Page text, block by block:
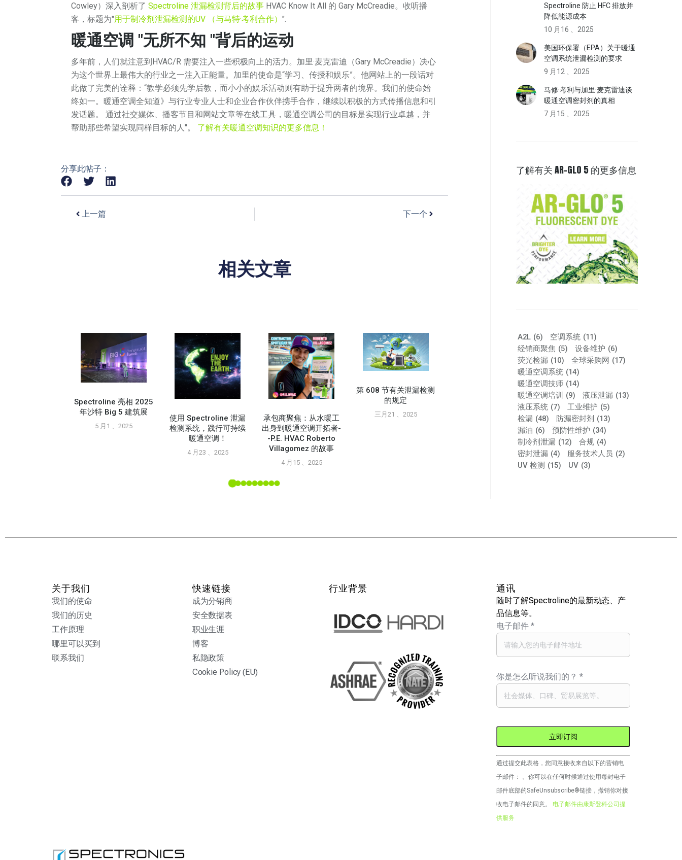
Cowley）深入剖析了Spectroline 泄漏检测背后的故事 HVAC Know It All 的 Gary McCreadie。收听播
客，标题为"用于制冷剂泄漏检测的UV （与马特·考利合作）".
暖通空调 "无所不知 "背后的运动
多年前，人们就注意到HVAC/R 需要注入一些积极向上的活力。加里·麦克雷迪（Gary McCreadie）决心
为这个世界上最伟大的行业之一注入正能量。加里的使命是“学习、传授和娱乐”。他网站上的一段话对
此做了完美的诠释：“教学必须先学后教，而小小的娱乐活动则有助于提升两者的境界。我们的使命始
终如一。暖通空调全知道》与行业专业人士和企业合作伙伴携手合作，继续以积极的方式传播信息和引
发话题。通过社交媒体、播客节目和网站文章等在线工具，暖通空调公司的目标是实现行业卓越，并
帮助那些希望实现同样目标的人"。 了解有关暖通空调知识的更多信息！
分享此帖子：
上一篇 下一个
相关文章
Spectroline 亮相 2025
年沙特 Big 5 建筑展
5 月1 、2025
使用 Spectroline 泄漏
检测系统，践行可持续
暖通空调！
4 月23 、2025
承包商聚焦：从水暖工
出身到暖通空调开拓者-
-P.E. HVAC Roberto
Villagomez 的故事
4 月15 、2025
第 608 节有关泄漏检测
的规定
三月21 、2025
70年来始终引领UV 泄
流体动力设备行业需要
Spectroline——NFPA
年会
Spectroline 防止 HFC 排放并
降低能源成本
10 月16 、2025
美国环保署（EPA）关于暖通
空调系统泄漏检测的要求
9 月12 、2025
马修·考利与加里·麦克雷迪谈
暖通空调密封剂的真相
7 月15 、2025
了解有关 AR-GLO 5 的更多信息
A2L (6) 空调系统 (11)
经销商聚焦 (5) 设备维护 (6)
荧光检漏 (10) 全球采购网 (17)
暖通空调系统 (14)
暖通空调技师 (14)
暖通空调培训 (9) 液压泄漏 (13)
液压系统 (7) 工业维护 (5)
检漏 (48) 防漏密封剂 (13)
漏油 (6) 预防性维护 (34)
制冷剂泄漏 (12) 合规 (4)
密封泄漏 (4) 服务技术人员 (2)
UV 检测 (15) UV (3)
关于我们
我们的使命
我们的历史
工作原理
哪里可以买到
联系我们
快速链接
成为分销商
安全数据表
职业生涯
博客
私隐政策
Cookie Policy (EU)
行业背景 通讯
随时了解Spectroline的最新动态、产
品信息等。
电子邮件*
你是怎么听说我们的？*
Constant
Contact
的
使
用。
通过提交此表格，您同意接收来自以下的营销电
子邮件： 。你可以在任何时候通过使用每封电子
邮件底部的SafeUnsubscribe®链接，撤销你对接
收电子邮件的同意。 电子邮件由康斯登科公司提
供服务